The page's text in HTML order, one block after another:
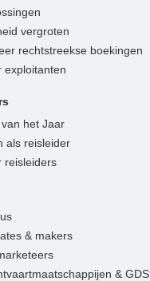
vergroten
rechtstreekse boekingen
exploitanten
het Jaar
als reisleider
reisleiders
& makers
& GDS